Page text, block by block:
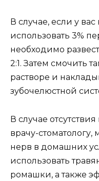
В случае, если у
использовать 3%
необходимо
2:1. Затем смочить
растворе и
зубочелюстной
В случае
врачу-
нерв в домашних
использовать
ромашки, а также